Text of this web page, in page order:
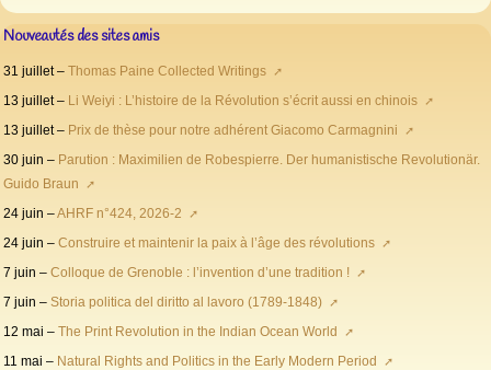
Nouveautés des sites amis
31 juillet – Thomas Paine Collected Writings
13 juillet – Li Weiyi : L’histoire de la Révolution s’écrit aussi en chinois
13 juillet – Prix de thèse pour notre adhérent Giacomo Carmagnini
30 juin – Parution : Maximilien de Robespierre. Der humanistische Revolutionär.
Guido Braun
24 juin –AHRF n°424, 2026-2
24 juin – Construire et maintenir la paix à l’âge des révolutions
7 juin – Colloque de Grenoble : l’invention d’une tradition !
7 juin – Storia politica del diritto al lavoro (1789-1848)
12 mai – The Print Revolution in the Indian Ocean World
11 mai – Natural Rights and Politics in the Early Modern Period